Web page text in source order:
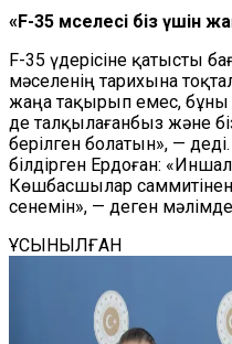
«F-35 мәселесі біз үшін
F-35 үдерісіне қатысты
мәселенің тарихына
жаңа тақырып емес, бұны
де талқылағанбыз және
берілген болатын», —
білдірген Ердоған:
Көшбасшылар
сенемін», — деген
ҰСЫНЫЛҒАН